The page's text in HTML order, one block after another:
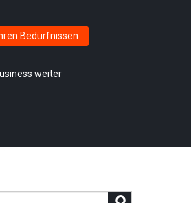
Bedürfnissen
weiter